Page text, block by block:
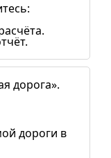
дорога».
дороги в